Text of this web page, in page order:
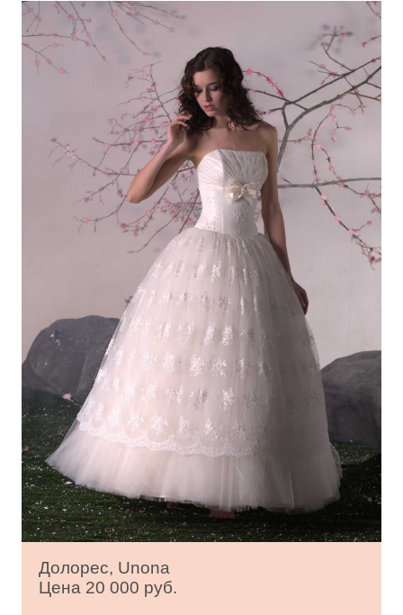
Долорес, Unona
Цена 20 000 руб.